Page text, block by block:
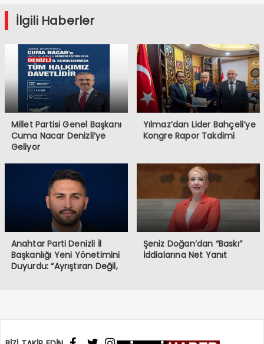
İlgili Haberler
Millet Partisi Genel Başkanı
Cuma Nacar Denizli’ye
Geliyor
Yılmaz’dan Lider Bahçeli’ye
Kongre Rapor Takdimi
Anahtar Parti Denizli İl
Başkanlığı Yeni Yönetimini
Duyurdu: “Ayrıştıran Değil,
Şeniz Doğan’dan “Baskı”
İddialarına Net Yanıt